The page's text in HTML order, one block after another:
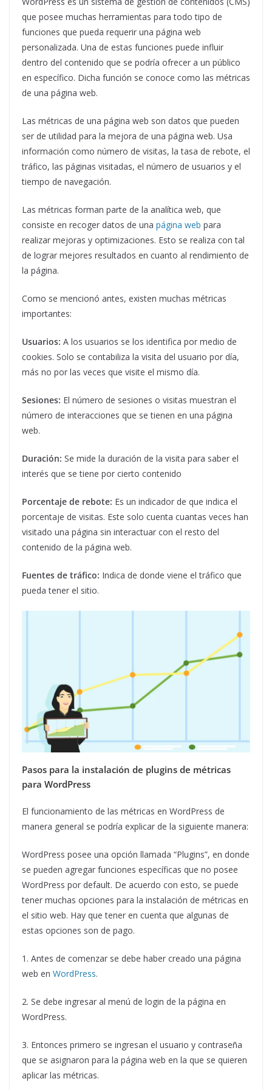
que posee muchas herramientas para todo tipo de
funciones que pueda requerir una página web
personalizada. Una de estas funciones puede influir
dentro del contenido que se podría ofrecer a un público
en específico. Dicha función se conoce como las métricas
de una página web.
Las métricas de una página web son datos que pueden
ser de utilidad para la mejora de una página web. Usa
información como número de visitas, la tasa de rebote, el
tráfico, las páginas visitadas, el número de usuarios y el
tiempo de navegación.
Las métricas forman parte de la analítica web, que
consiste en recoger datos de una página web para
realizar mejoras y optimizaciones. Esto se realiza con tal
de lograr mejores resultados en cuanto al rendimiento de
la página.
Como se mencionó antes, existen muchas métricas
importantes:
Usuarios: A los usuarios se los identifica por medio de
cookies. Solo se contabiliza la visita del usuario por día,
más no por las veces que visite el mismo día.
Sesiones: El número de sesiones o visitas muestran el
número de interacciones que se tienen en una página
web.
Duración: Se mide la duración de la visita para saber el
interés que se tiene por cierto contenido
Porcentaje de rebote: Es un indicador de que indica el
porcentaje de visitas. Este solo cuenta cuantas veces han
visitado una página sin interactuar con el resto del
contenido de la página web.
Fuentes de tráfico: Indica de donde viene el tráfico que
pueda tener el sitio.
Pasos para la instalación de plugins de métricas
para WordPress
El funcionamiento de las métricas en WordPress de
manera general se podría explicar de la siguiente manera:
WordPress posee una opción llamada “Plugins”, en donde
se pueden agregar funciones específicas que no posee
WordPress por default. De acuerdo con esto, se puede
tener muchas opciones para la instalación de métricas en
el sitio web. Hay que tener en cuenta que algunas de
estas opciones son de pago.
1. Antes de comenzar se debe haber creado una página
web en WordPress.
2. Se debe ingresar al menú de login de la página en
WordPress.
3. Entonces primero se ingresan el usuario y contraseña
que se asignaron para la página web en la que se quieren
aplicar las métricas.